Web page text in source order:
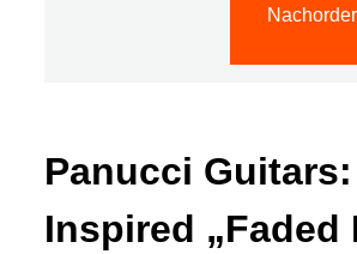
Panucci Guitars:
Inspired „Faded